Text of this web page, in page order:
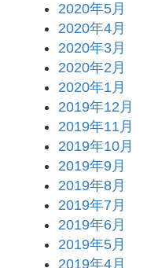
2020年5月
2020年4月
2020年3月
2020年2月
2020年1月
2019年12月
2019年11月
2019年10月
2019年9月
2019年8月
2019年7月
2019年6月
2019年5月
2019年4月